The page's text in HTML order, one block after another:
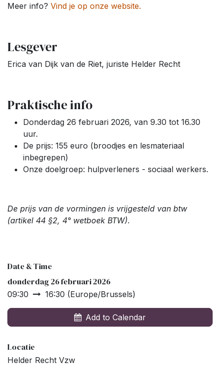
Meer info? Vind je op onze website.
Lesgever
Erica van Dijk van de Riet, juriste Helder Recht
Praktische info
Donderdag 26 februari 2026, van 9.30 tot 16.30
uur.
De prijs: 155 euro (broodjes en lesmateriaal
inbegrepen)
Onze doelgroep: hulpverleners - sociaal werkers.
De prijs van de vormingen is vrijgesteld van btw
(artikel 44 §2, 4° wetboek BTW).
Date & Time
donderdag 26 februari 2026
09:30 16:30 (Europe/Brussels)
Add to Calendar
Locatie
Helder Recht Vzw